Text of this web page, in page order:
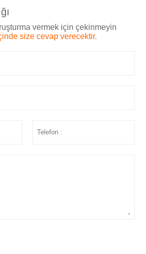
vermek için çekinmeyin
size cevap verecektir.